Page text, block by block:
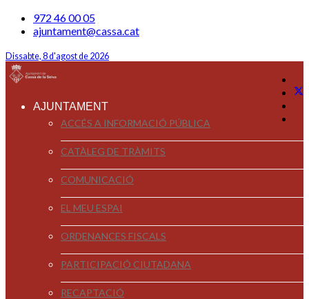
972 46 00 05
ajuntament@cassa.cat
Dissabte, 8 d'agost de 2026
AJUNTAMENT
ACCÉS A INFORMACIÓ PÚBLICA
CATÀLEG DE TRÀMITS
COMUNICACIÓ
EL MEU ESPAI
ORDENANCES FISCALS
PARTICIPACIÓ CIUTADANA
RECAPTACIÓ